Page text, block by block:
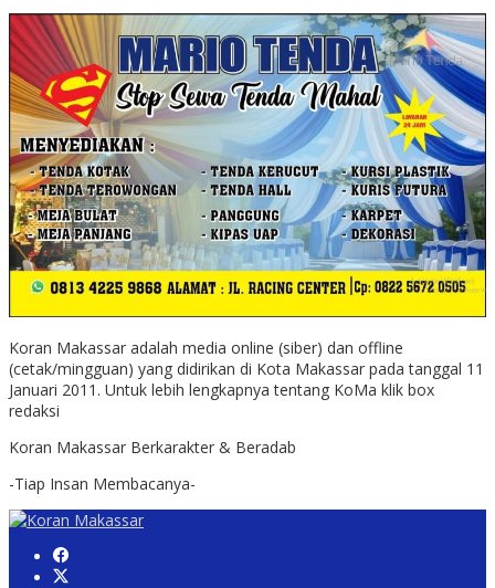
Koran Makassar adalah media online (siber) dan offline
(cetak/mingguan) yang didirikan di Kota Makassar pada tanggal 11
Januari 2011. Untuk lebih lengkapnya tentang KoMa klik box
redaksi
Koran Makassar Berkarakter & Beradab
-Tiap Insan Membacanya-